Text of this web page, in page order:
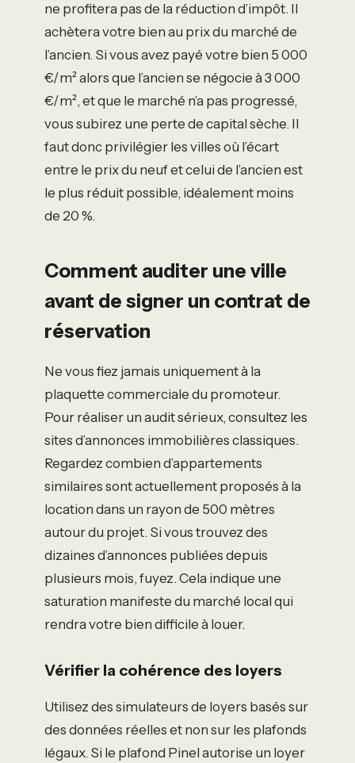
ne profitera pas de la réduction d’impôt. Il
achètera votre bien au prix du marché de
l’ancien. Si vous avez payé votre bien 5 000
€/m² alors que l’ancien se négocie à 3 000
€/m², et que le marché n’a pas progressé,
vous subirez une perte de capital sèche. Il
faut donc privilégier les villes où l’écart
entre le prix du neuf et celui de l’ancien est
le plus réduit possible, idéalement moins
de 20 %.
Comment auditer une ville
avant de signer un contrat de
réservation
Ne vous fiez jamais uniquement à la
plaquette commerciale du promoteur.
Pour réaliser un audit sérieux, consultez les
sites d’annonces immobilières classiques.
Regardez combien d’appartements
similaires sont actuellement proposés à la
location dans un rayon de 500 mètres
autour du projet. Si vous trouvez des
dizaines d’annonces publiées depuis
plusieurs mois, fuyez. Cela indique une
saturation manifeste du marché local qui
rendra votre bien difficile à louer.
Vérifier la cohérence des loyers
Utilisez des simulateurs de loyers basés sur
des données réelles et non sur les plafonds
légaux. Si le plafond Pinel autorise un loyer